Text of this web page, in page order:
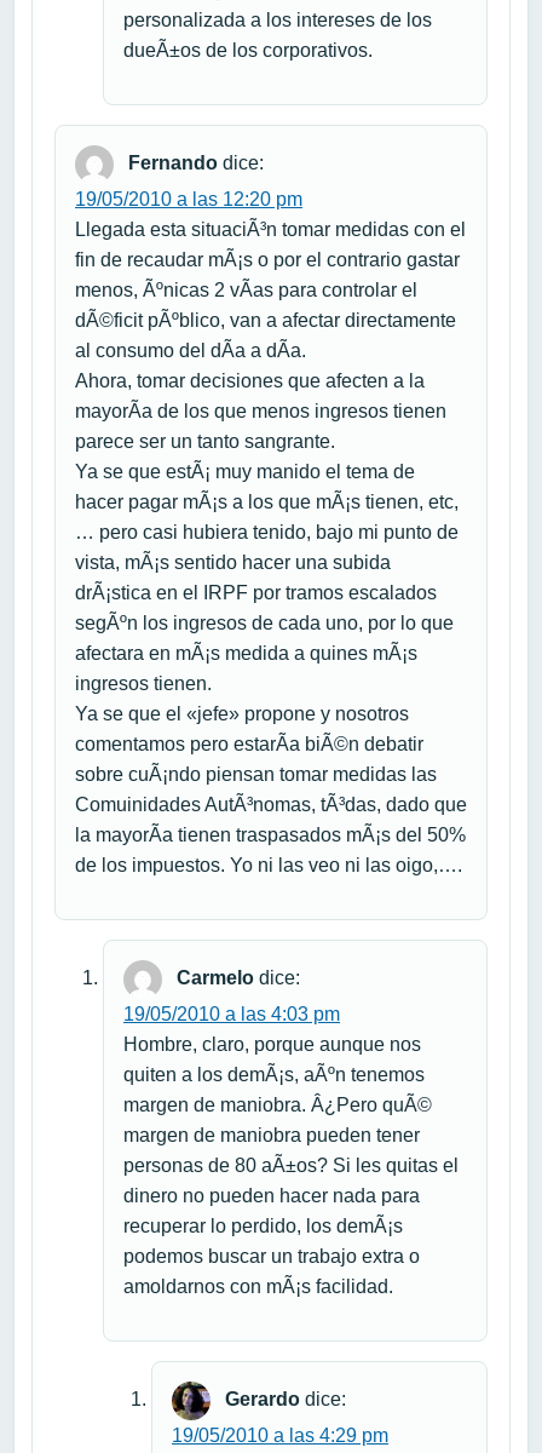
personalizada a los intereses de los
dueÃ±os de los corporativos.
Fernando dice:
19/05/2010 a las 12:20 pm
Llegada esta situaciÃ³n tomar medidas con el
fin de recaudar mÃ¡s o por el contrario gastar
menos, Ãºnicas 2 vÃ­as para controlar el
dÃ©ficit pÃºblico, van a afectar directamente
al consumo del dÃ­a a dÃ­a.
Ahora, tomar decisiones que afecten a la
mayorÃ­a de los que menos ingresos tienen
parece ser un tanto sangrante.
Ya se que estÃ¡ muy manido el tema de
hacer pagar mÃ¡s a los que mÃ¡s tienen, etc,
… pero casi hubiera tenido, bajo mi punto de
vista, mÃ¡s sentido hacer una subida
drÃ¡stica en el IRPF por tramos escalados
segÃºn los ingresos de cada uno, por lo que
afectara en mÃ¡s medida a quines mÃ¡s
ingresos tienen.
Ya se que el «jefe» propone y nosotros
comentamos pero estarÃ­a biÃ©n debatir
sobre cuÃ¡ndo piensan tomar medidas las
Comuinidades AutÃ³nomas, tÃ³das, dado que
la mayorÃ­a tienen traspasados mÃ¡s del 50%
de los impuestos. Yo ni las veo ni las oigo,….
Carmelo dice:
19/05/2010 a las 4:03 pm
Hombre, claro, porque aunque nos
quiten a los demÃ¡s, aÃºn tenemos
margen de maniobra. Â¿Pero quÃ©
margen de maniobra pueden tener
personas de 80 aÃ±os? Si les quitas el
dinero no pueden hacer nada para
recuperar lo perdido, los demÃ¡s
podemos buscar un trabajo extra o
amoldarnos con mÃ¡s facilidad.
Gerardo dice:
19/05/2010 a las 4:29 pm